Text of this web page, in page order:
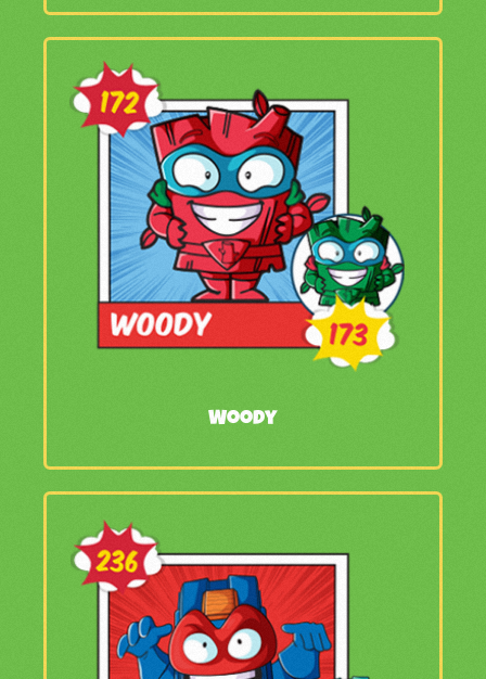
Woody